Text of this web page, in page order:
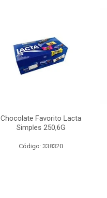
Chocolate Favorito Lacta
Simples 250,6G
Código: 338320